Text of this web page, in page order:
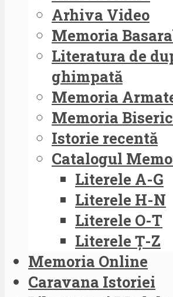
Arhiva Video
Memoria
Literatura de
ghimpată
Memoria
Memoria
Istorie recentă
Catalogul
Literele A-G
Literele H-N
Literele O-T
Literele Ț-Z
Memoria Online
Caravana Istoriei